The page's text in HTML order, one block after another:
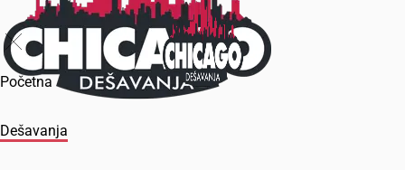
Početna
Dešavanja